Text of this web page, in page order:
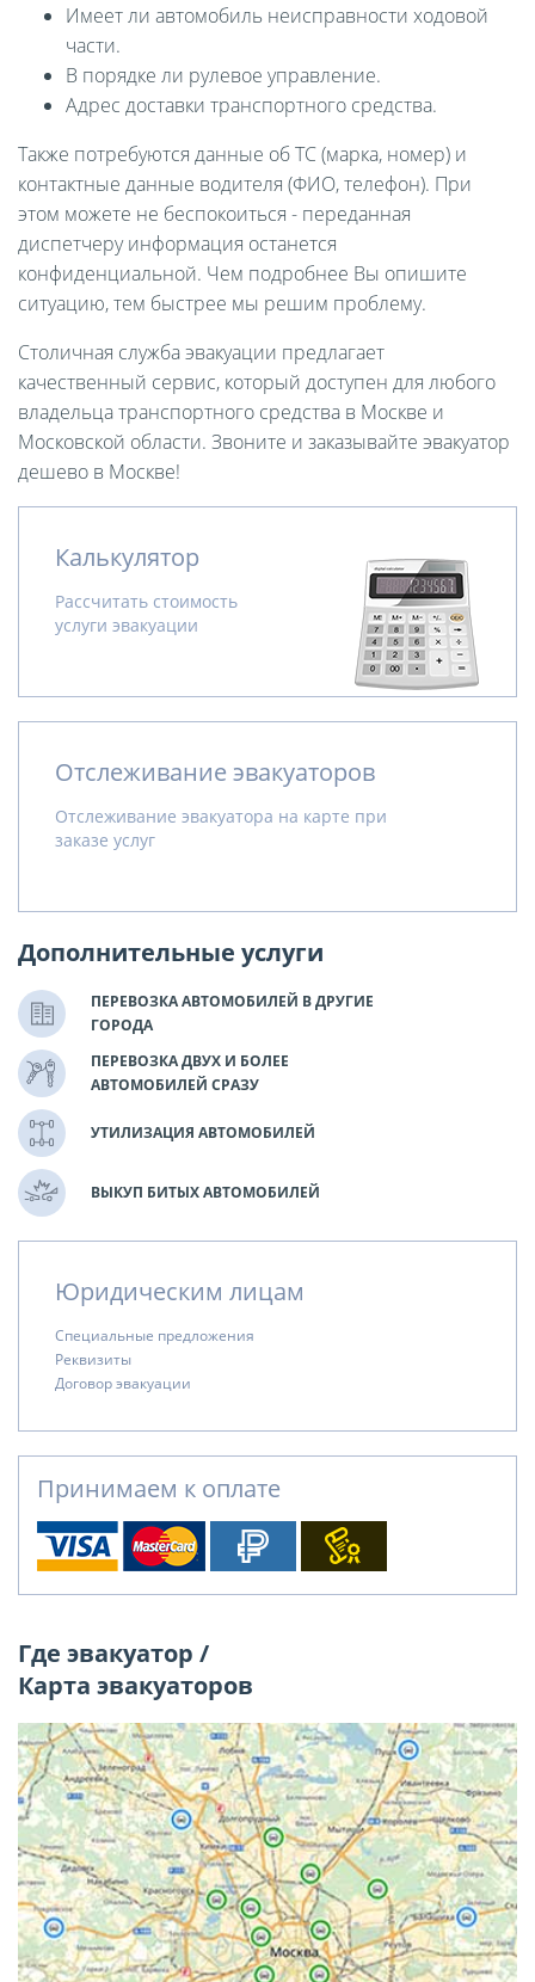
Имеет ли автомобиль неисправности ходовой
части.
В порядке ли рулевое управление.
Адрес доставки транспортного средства.
Также потребуются данные об ТС (марка, номер) и
контактные данные водителя (ФИО, телефон). При
этом можете не беспокоиться - переданная
диспетчеру информация останется
конфиденциальной. Чем подробнее Вы опишите
ситуацию, тем быстрее мы решим проблему.
Столичная служба эвакуации предлагает
качественный сервис, который доступен для любого
владельца транспортного средства в Москве и
Московской области. Звоните и заказывайте эвакуатор
дешево в Москве!
Калькулятор
Рассчитать стоимость
услуги эвакуации
Отслеживание эвакуаторов
Отслеживание эвакуатора на карте при
заказе услуг
Дополнительные услуги
ПЕРЕВОЗКА АВТОМОБИЛЕЙ В ДРУГИЕ
ГОРОДА
ПЕРЕВОЗКА ДВУХ И БОЛЕЕ
АВТОМОБИЛЕЙ СРАЗУ
УТИЛИЗАЦИЯ АВТОМОБИЛЕЙ
ВЫКУП БИТЫХ АВТОМОБИЛЕЙ
Юридическим лицам
Специальные предложения
Реквизиты
Договор эвакуации
Принимаем к оплате
Где эвакуатор /
Карта эвакуаторов